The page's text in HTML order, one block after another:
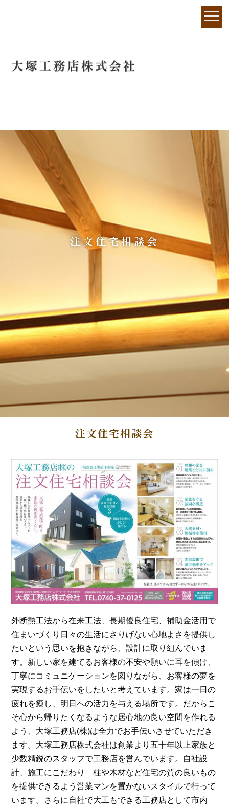
注文住宅相談会
注文住宅相談会
外断熱工法から在来工法、長期優良住宅、補助金活用で
住まいづくり日々の生活にさりげない心地よさを提供し
たいという思いを抱きながら、設計に取り組んでいま
す。新しい家を建てるお客様の不安や願いに耳を傾け、
丁寧にコミュニケーションを図りながら、お客様の夢を
実現するお手伝いをしたいと考えています。家は一日の
疲れを癒し、明日への活力を与える場所です。だからこ
そ心から帰りたくなるような居心地の良い空間を作れる
よう、大塚工務店(株)は全力でお手伝いさせていただき
ます。大塚工務店株式会社は創業より五十年以上家族と
少数精鋭のスタッフで工務店を営んでいます。自社設
計、施工にこだわり 柱や木材など住宅の質の良いもの
を提供できるよう営業マンを置かないスタイルで行って
います。さらに自社で大工もできる工務店として市内